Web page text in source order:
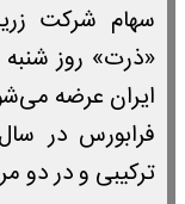
سهام شرکت
ایران عرضه
فرابورس در
ترکیبی و در دو